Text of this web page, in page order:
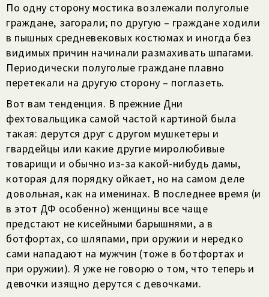
По одну сторону мостика возлежали полуголые
граждане, загорали; по другую – граждане ходили
в пышных средневековых костюмах и иногда без
видимых причин начинали размахивать шпагами.
Периодически полуголые граждане плавно
перетекали на другую сторону – поглазеть.
Вот вам тенденция. В прежние Дни
фехтовальщика самой частой картиной была
такая: дерутся друг с другом мушкетеры и
гвардейцы или какие другие миролюбивые
товарищи и обычно из-за какой-нибудь дамы,
которая для порядку ойкает, но на самом деле
довольная, как на именинах. В последнее время (и
в этот ДФ особенно) женщины все чаще
предстают не кисейными барышнями, а в
ботфортах, со шляпами, при оружии и нередко
сами нападают на мужчин (тоже в ботфортах и
при оружии). Я уже не говорю о том, что теперь и
девочки изящно дерутся с девочками.